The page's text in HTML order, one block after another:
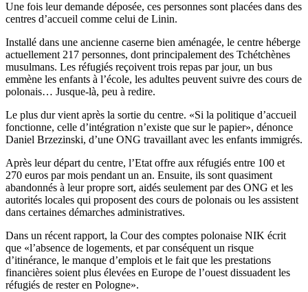
Une fois leur demande déposée, ces personnes sont placées dans des
centres d’accueil comme celui de Linin.
Installé dans une ancienne caserne bien aménagée, le centre héberge
actuellement 217 personnes, dont principalement des Tchétchènes
musulmans. Les réfugiés reçoivent trois repas par jour, un bus
emmène les enfants à l’école, les adultes peuvent suivre des cours de
polonais… Jusque-là, peu à redire.
Le plus dur vient après la sortie du centre. «Si la politique d’accueil
fonctionne, celle d’intégration n’existe que sur le papier», dénonce
Daniel Brzezinski, d’une ONG travaillant avec les enfants immigrés.
Après leur départ du centre, l’Etat offre aux réfugiés entre 100 et
270 euros par mois pendant un an. Ensuite, ils sont quasiment
abandonnés à leur propre sort, aidés seulement par des ONG et les
autorités locales qui proposent des cours de polonais ou les assistent
dans certaines démarches administratives.
Dans un récent rapport, la Cour des comptes polonaise NIK écrit
que «l’absence de logements, et par conséquent un risque
d’itinérance, le manque d’emplois et le fait que les prestations
financières soient plus élevées en Europe de l’ouest dissuadent les
réfugiés de rester en Pologne».